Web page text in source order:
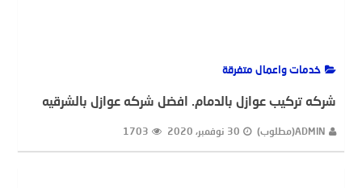
خدمات واعمال متفرقة
شركه تركيب عوازل بالدمام. افضل شركه عوازل بالشرقيه
ADMIN(مطلوب) 30 نوفمبر، 2020 1703